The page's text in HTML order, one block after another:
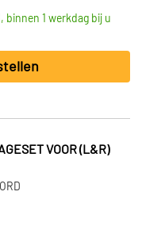
binnen 1 werkdag bij u
VOOR (L&R)